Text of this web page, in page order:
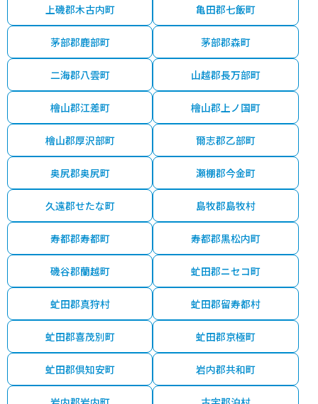
上磯郡木古内町 亀田郡七飯町
茅部郡鹿部町 茅部郡森町
二海郡八雲町 山越郡長万部町
檜山郡江差町 檜山郡上ノ国町
檜山郡厚沢部町 爾志郡乙部町
奥尻郡奥尻町 瀬棚郡今金町
久遠郡せたな町 島牧郡島牧村
寿都郡寿都町 寿都郡黒松内町
磯谷郡蘭越町 虻田郡ニセコ町
虻田郡真狩村 虻田郡留寿都村
虻田郡喜茂別町 虻田郡京極町
虻田郡倶知安町 岩内郡共和町